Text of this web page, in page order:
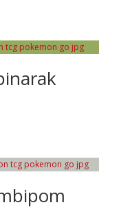
Giappone
sono state
in 76 paesi